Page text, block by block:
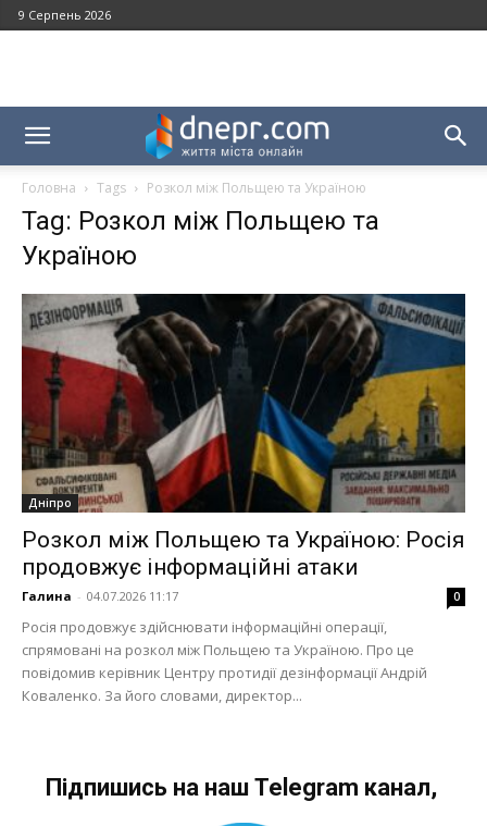
9 Серпень 2026
Головна Tags Розкол між Польщею та Україною
Tag: Розкол між Польщею та
Україною
Дніпро
Розкол між Польщею та Україною: Росія
продовжує інформаційні атаки
Галина - 04.07.2026 11:17 0
Росія продовжує здійснювати інформаційні операції,
спрямовані на розкол між Польщею та Україною. Про це
повідомив керівник Центру протидії дезінформації Андрій
Коваленко. За його словами, директор...
Підпишись на наш Telegram канал,